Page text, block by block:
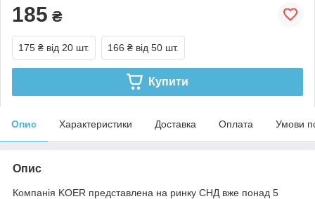
185 ₴
175 ₴ від 20 шт. 166 ₴ від 50 шт.
Купити
Опис Характеристики Доставка Оплата Умови
Опис
Компанія KOER представлена на ринку СНД вже понад 5